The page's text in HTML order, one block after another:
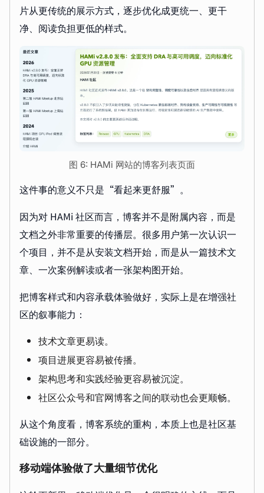
片从更传统的展示方式，逐步优化成更统一、更干
净、阅读负担更低的样式。
图 6: HAMi 网站的博客列表页面
这件事的意义不只是“看起来更舒服”。
因为对 HAMi 社区而言，博客并不是附属内容，而是
文档之外非常重要的传播层。很多用户第一次认识一
个项目，并不是从安装文档开始，而是从一篇技术文
章、一次案例解读或者一张架构图开始。
把博客样式和内容承载体验做好，实际上是在增强社
区的叙事能力：
技术文章更易读。
项目进展更容易被传播。
架构思考和实践经验更容易被沉淀。
社区公众号和官网博客之间的联动也会更顺畅。
从这个角度看，博客系统的重构，本质上也是社区基
础设施的一部分。
移动端体验做了大量细节优化